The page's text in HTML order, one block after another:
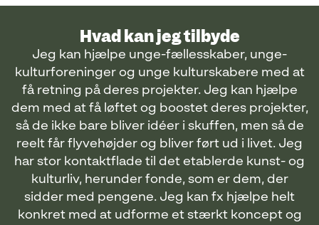
Hvad kan jeg tilbyde
Jeg kan hjælpe unge-fællesskaber, unge-
kulturforeninger og unge kulturskabere med at
få retning på deres projekter. Jeg kan hjælpe
dem med at få løftet og boostet deres projekter,
så de ikke bare bliver idéer i skuffen, men så de
reelt får flyvehøjder og bliver ført ud i livet. Jeg
har stor kontaktflade til det etablerde kunst- og
kulturliv, herunder fonde, som er dem, der
sidder med pengene. Jeg kan fx hjælpe helt
konkret med at udforme et stærkt koncept og